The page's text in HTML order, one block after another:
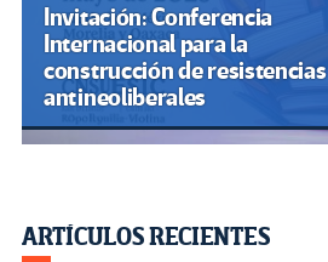
Invitación: Conferencia
Internacional para la
construcción de resistencias
antineoliberales
ARTÍCULOS RECIENTES